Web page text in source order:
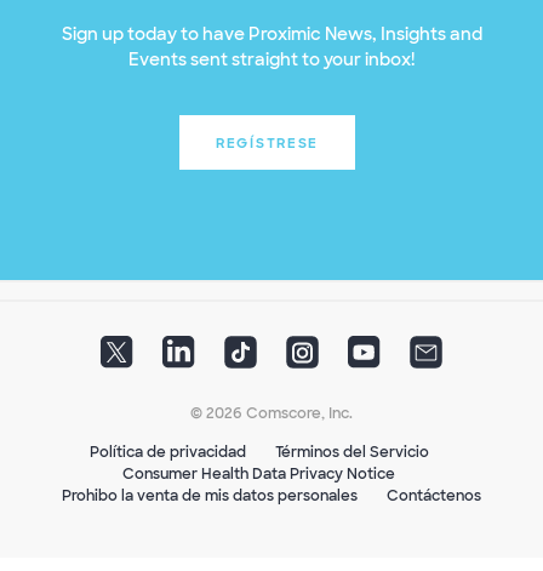
Sign up today to have Proximic News, Insights and
Events sent straight to your inbox!
REGÍSTRESE
© 2026 Comscore, Inc.
Política de privacidad
Términos del Servicio
Consumer Health Data Privacy Notice
Prohibo la venta de mis datos personales
Contáctenos